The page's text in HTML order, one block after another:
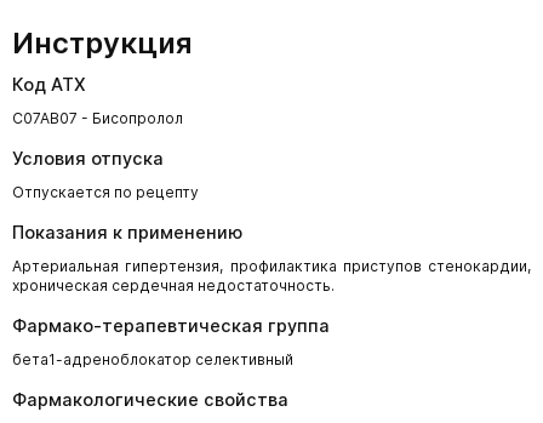
Инструкция
Код АТХ
C07AB07 - Бисопролол
Условия отпуска
Отпускается по рецепту
Показания к применению
Артериальная гипертензия, профилактика приступов стенокардии,
хроническая сердечная недостаточность.
Фармако-терапевтическая группа
бета1-адреноблокатор селективный
Фармакологические свойства